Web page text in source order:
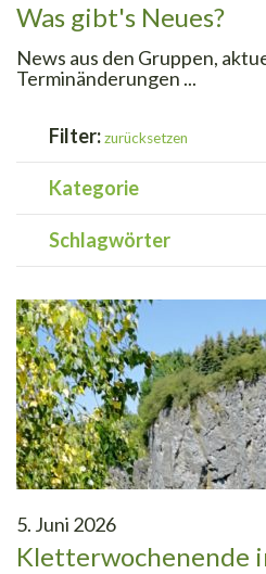
Was gibt's Neues?
News aus den Gruppen,
Terminänderungen ...
Filter:zurücksetzen
Kategorie
Schlagwörter
5. Juni 2026
Kletterwochenende